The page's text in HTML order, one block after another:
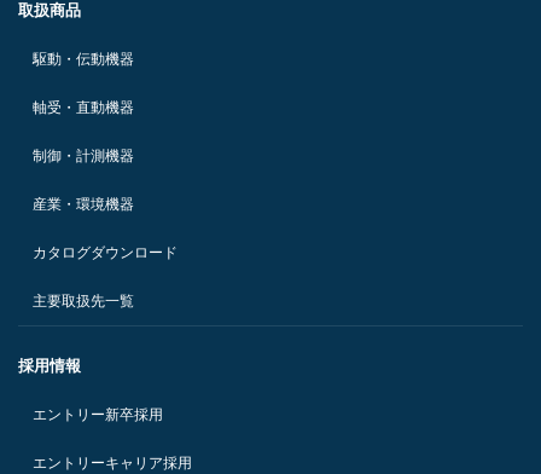
取扱商品
駆動・伝動機器
軸受・直動機器
制御・計測機器
産業・環境機器
カタログダウンロード
主要取扱先一覧
採用情報
エントリー新卒採用
エントリーキャリア採用